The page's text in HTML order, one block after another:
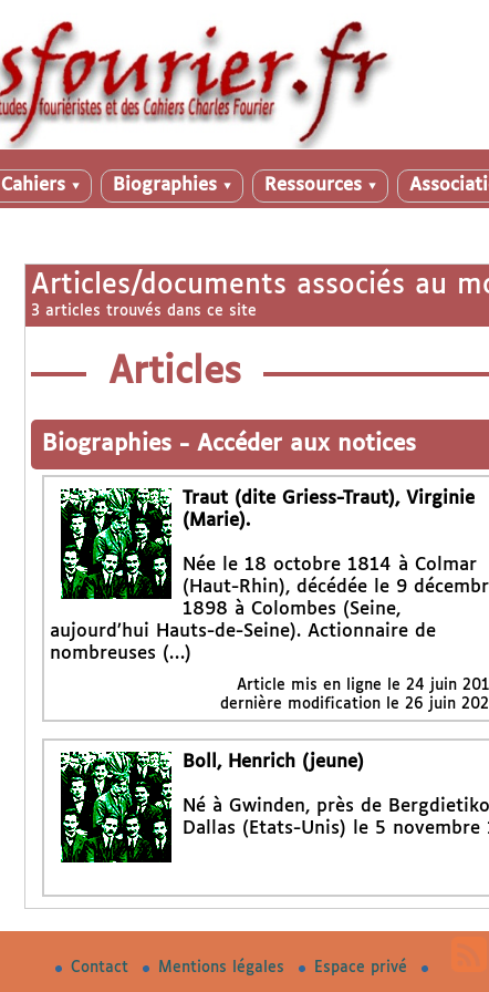
Cahiers ▼ Biographies ▼ Ressources ▼
Articles/documents associés au
3 articles trouvés dans ce site
Articles
Biographies - Accéder aux notices
Traut (dite Griess-Traut), Virginie
(Marie).
Née le 18 octobre 1814 à Colmar
(Haut-Rhin), décédée le 9
1898 à Colombes (Seine,
aujourd’hui Hauts-de-Seine). Actionnaire de
nombreuses (…)
Article mis en ligne le 24 juin
dernière modification le 26 juin
Boll, Henrich (jeune)
Né à Gwinden, près de
Dallas (Etats-Unis) le 5
Contact Mentions légales Espace privé